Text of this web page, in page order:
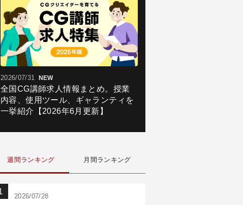
2026/07/31 NEW
全国CG講師求人情報まとめ。授業
内容、使用ツール、ギャランティを
一挙紹介【2026年6月更新】
週間ランキング 月間ランキング
2026/07/28